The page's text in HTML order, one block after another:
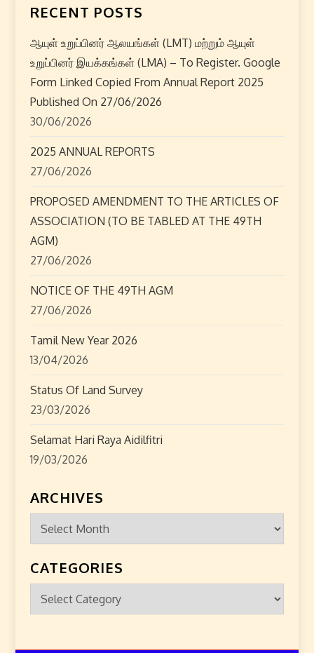
n
a
v
i
g
a
t
i
o
n
RECENT POSTS
ஆயுள் உறுப்பினர் ஆலயங்கள் (LMT) மற்றும் ஆயுள்
உறுப்பினர் இயக்கங்கள் (LMA) – To Register. Google
Form Linked Copied From Annual Report 2025
Published On 27/06/2026
30/06/2026
2025 ANNUAL REPORTS
27/06/2026
PROPOSED AMENDMENT TO THE ARTICLES OF
ASSOCIATION (TO BE TABLED AT THE 49TH
AGM)
27/06/2026
NOTICE OF THE 49TH AGM
27/06/2026
Tamil New Year 2026
13/04/2026
Status Of Land Survey
23/03/2026
Selamat Hari Raya Aidilfitri
19/03/2026
ARCHIVES
Archives
CATEGORIES
Categories